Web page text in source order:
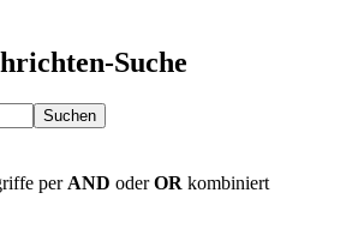
Suche
Suchen
per AND oderOR kombiniert